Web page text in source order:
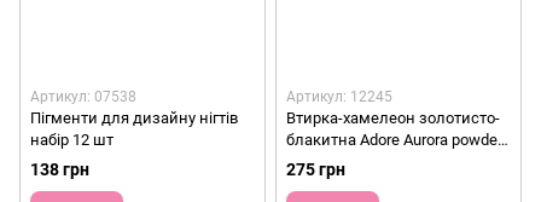
Артикул: 07538
Пігменти для дизайну нігтів
набір 12 шт
138 грн
Артикул: 12245
Втирка-хамелеон золотисто-
блакитна Adore Aurora powder
№1, 0.5 г
275 грн